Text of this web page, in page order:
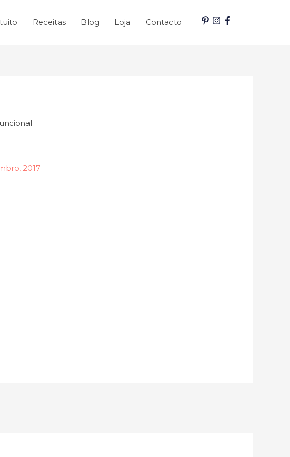
Receitas Blog Loja Contacto
2017